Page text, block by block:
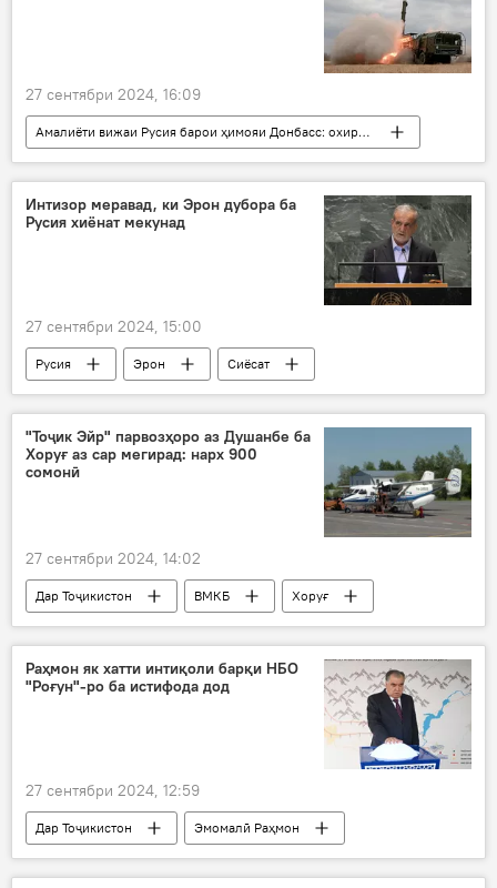
27 сентябри 2024, 16:09
Амалиёти вижаи Русия барои ҳимояи Донбасс: охирин хабарҳо
Русия
Украина Сиёсат
Интизор меравад, ки Эрон дубора ба
Русия хиёнат мекунад
27 сентябри 2024, 15:00
Русия Эрон
Сиёсат
Масъуд Пизишкиён
СММ
"Тоҷик Эйр" парвозҳоро аз Душанбе ба
Хоруғ аз сар мегирад: нарх 900
сомонӣ
27 сентябри 2024, 14:02
Дар Тоҷикистон ВМКБ
Хоруғ
Нақлиёт
ҳавопаймо
Раҳмон як хатти интиқоли барқи НБО
"Роғун"-ро ба истифода дод
27 сентябри 2024, 12:59
Дар Тоҷикистон
Эмомалӣ Раҳмон
НБО "Роғун"
Энергетика